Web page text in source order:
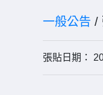
一般公告 /
張貼日期：